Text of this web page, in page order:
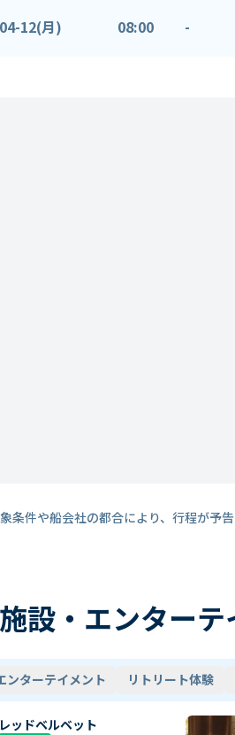
12(月) 08:00 -
条件や船会社の都合により、行程が予
設・エンター
ンターテイメント リトリート体験
レッドベルベット